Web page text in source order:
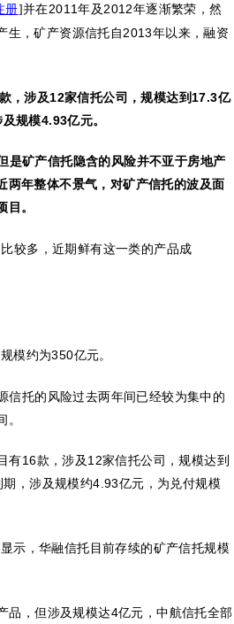
册]并在2011年及2012年逐渐繁荣，然
生，矿产资源信托自2013年以来，融资
款，涉及12家信托公司，规模达到17.3亿
规模4.93亿元。
是矿产信托隐含的风险并不亚于房地产
两年整体不景气，对矿产信托的波及面
。
较多，近期鲜有这一类的产品成
模约为350亿元。
信托的风险过去两年间已经较为集中的
有16款，涉及12家信托公司，规模达到
，涉及规模约4.93亿元，为兑付规模
示，华融信托目前存续的矿产信托规模
品，但涉及规模达4亿元，中航信托全部